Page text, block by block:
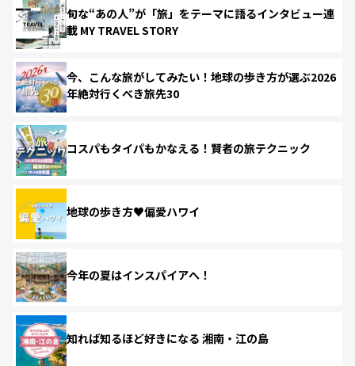
旬な“あの人”が「旅」をテーマに語るインタビュー連
載 MY TRAVEL STORY
今、こんな旅がしてみたい！地球の歩き方が選ぶ2026
年絶対行くべき旅先30
コスパもタイパもかなえる！賢者の旅テクニック
地球の歩き方♥偏愛ハワイ
今年の夏はインスパイアへ！
知れば知るほど好きになる 湘南・江の島